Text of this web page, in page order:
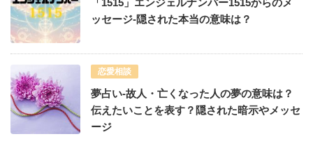
ッセージ-隠された本当の意味は？
恋愛相談
夢占い-故人・亡くなった人の夢の意味は？
伝えたいことを表す？隠された暗示やメッセ
ージ